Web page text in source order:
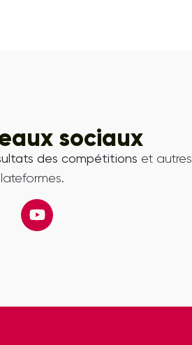
sociaux
des compétitions et autres